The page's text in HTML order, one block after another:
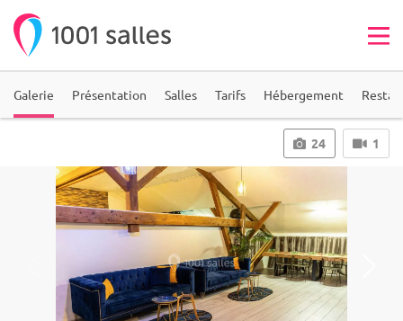
Galerie Présentation Salles Tarifs Hébergement
24 1